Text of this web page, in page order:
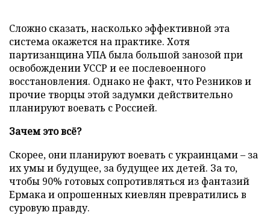
Сложно сказать, насколько эффективной эта
система окажется на практике. Хотя
партизанщина УПА была большой занозой при
освобождении УССР и ее послевоенного
восстановления. Однако не факт, что Резников и
прочие творцы этой задумки действительно
планируют воевать с Россией.
Зачем это всё?
Скорее, они планируют воевать с украинцами – за
их умы и будущее, за будущее их детей. За то,
чтобы 90% готовых сопротивляться из фантазий
Ермака и опрошенных киевлян превратились в
суровую правду.